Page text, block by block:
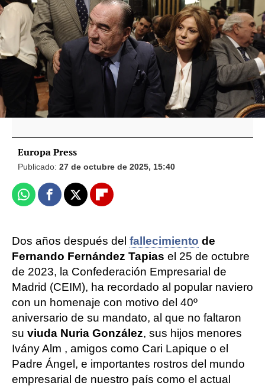
Nieves Álvarez asegura que Nuria
González "está bien" tras lo que ha
contado Mar Flores de Fernando
Fernández Tapias
Europa Press
Publicado: 27 de octubre de 2025, 15:40
WhatsappFacebook
X Flipboard
Dos años después del fallecimiento de
Fernando Fernández Tapias el 25 de octubre
de 2023, la Confederación Empresarial de
Madrid (CEIM), ha recordado al popular naviero
con un homenaje con motivo del 40º
aniversario de su mandato, al que no faltaron
su viuda Nuria González, sus hijos menores
Ivány Alm , amigos como Cari Lapique o el
Padre Ángel, e importantes rostros del mundo
empresarial de nuestro país como el actual